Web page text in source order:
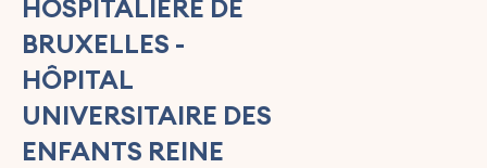
HOSPITALIÈRE DE
BRUXELLES -
HÔPITAL
UNIVERSITAIRE DES
ENFANTS REINE